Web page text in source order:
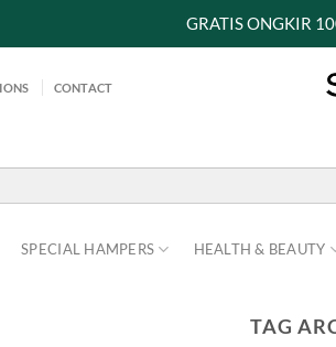
GRATIS ONGKIR
CONTACT
SPECIAL HAMPERS HEALTH & BEAUTY
TAG